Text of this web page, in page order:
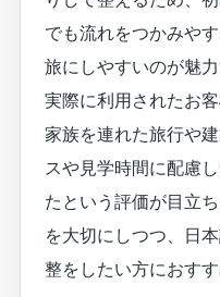
でも流れをつかみや
旅にしやすいのが魅力
実際に利用されたお
家族を連れた旅行や
スや見学時間に配慮
たという評価が目立
を大切にしつつ、日
整をしたい方におすす